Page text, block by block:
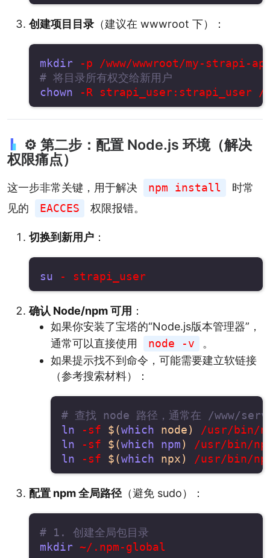
创建项目目录 （建议在 wwwroot 下）：
mkdir
# 将目录所有权交给新用户
chown
⚙️ 第二步：配置 Node.js 环境（解决
权限痛点）
这一步非常关键，用于解决 npm install
时常
见的
EACCES 权限报错。
切换到新用户 ：
su
确认 Node/npm 可用 ：
如果你安装了宝塔的“Node.js版本管理器”，
通常可以直接使用
node -v
。
如果提示找不到命令，可能需要建立软链接
（参考搜索材料）：
# 查找 node 路径，通常在 /www/
ln -sf $(which node)
ln -sf $(which npm)
ln -sf $(which npx)
配置 npm 全局路径 （避免 sudo）：
# 1. 创建全局包目录
mkdir ~/.npm-global